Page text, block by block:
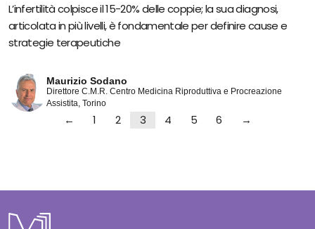
L’infertilità colpisce il 15-20% delle coppie; la sua diagnosi,
articolata in più livelli, è fondamentale per definire cause e
strategie terapeutiche
Maurizio Sodano
Direttore C.M.R. Centro Medicina Riproduttiva e Procreazione
Assistita, Torino
← 1 2 3 4 5 6 →